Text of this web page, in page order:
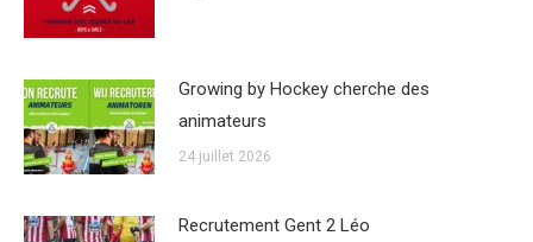
Growing by Hockey cherche des
animateurs
24 juillet 2026
Recrutement Gent 2 Léo